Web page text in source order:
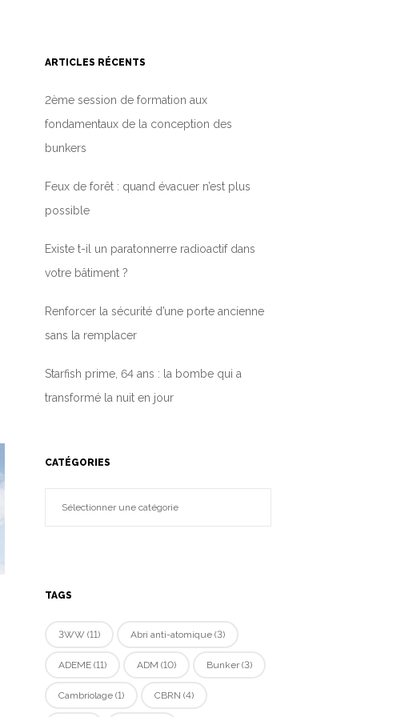
ARTICLES RÉCENTS
2ème session de formation aux
fondamentaux de la conception des
bunkers
Feux de forêt : quand évacuer n’est plus
possible
Existe t-il un paratonnerre radioactif dans
votre bâtiment ?
Renforcer la sécurité d’une porte ancienne
sans la remplacer
Starfish prime, 64 ans : la bombe qui a
transformé la nuit en jour
CATÉGORIES
TAGS
3WW(11) Abri anti-atomique(3)
ADEME(11) ADM (10) Bunker(3)
Cambriolage(1) CBRN (4)